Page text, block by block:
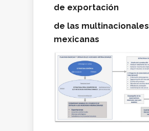
de exportación
de las multinacionales
mexicanas